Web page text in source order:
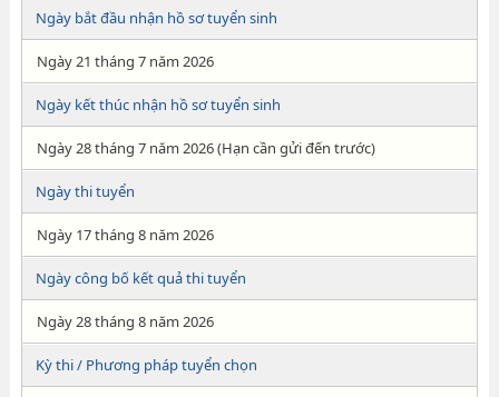
Ngày bắt đầu nhận hồ sơ tuyển sinh
Ngày 21 tháng 7 năm 2026
Ngày kết thúc nhận hồ sơ tuyển sinh
Ngày 28 tháng 7 năm 2026 (Hạn cần gửi đến trước)
Ngày thi tuyển
Ngày 17 tháng 8 năm 2026
Ngày công bố kết quả thi tuyển
Ngày 28 tháng 8 năm 2026
Kỳ thi / Phương pháp tuyển chọn